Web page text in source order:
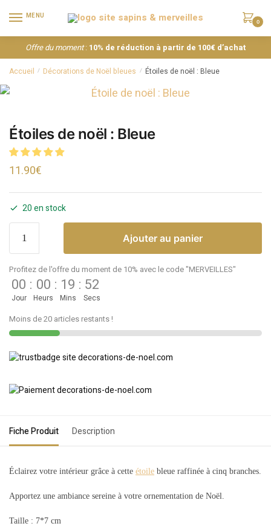
MENU
0
Offre du moment: 10% de réduction à partir de 100€ d’achat
Accueil / Décorations de Noël bleues / Étoiles de noël : Bleue
Étoiles de noël : Bleue
11.90€
20 en stock
Ajouter au panier
Profitez de l'offre du moment de 10% avec le code "MERVEILLES"
00
Jour
: 00
Heurs
: 19
Mins
: 52
Secs
Moins de 20 articles restants !
Fiche Produit Description
Éclairez votre intérieur grâce à cette étoile bleue raffinée à cinq branches.
Apportez une ambiance sereine à votre ornementation de Noël.
Taille : 7*7 cm